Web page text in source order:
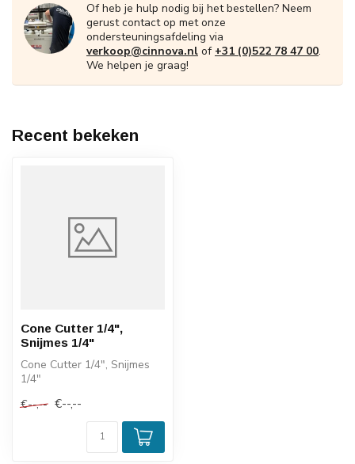
Of heb je hulp nodig bij het bestellen? Neem
gerust contact op met onze
ondersteuningsafdeling via
verkoop@cinnova.nl of +31 (0)522 78 47 00.
We helpen je graag!
Recent bekeken
Cone Cutter 1/4",
Snijmes 1/4"
Cone Cutter 1/4", Snijmes
1/4"
€--,-- €--,--